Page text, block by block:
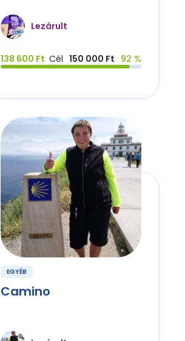
Lezárult
138 600 Ft Cél 150 000 Ft 92 %
EGYÉB
Camino